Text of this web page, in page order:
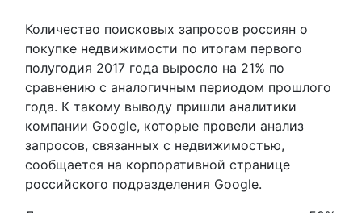
Количество поисковых запросов россиян о
покупке недвижимости по итогам первого
полугодия 2017 года выросло на 21% по
сравнению с аналогичным периодом прошлого
года. К такому выводу пришли аналитики
компании Google, которые провели анализ
запросов, связанных с недвижимостью,
сообщается на корпоративной странице
российского подразделения Google.